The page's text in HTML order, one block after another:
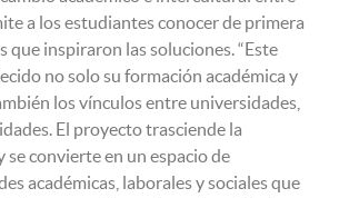
a los estudiantes conocer de primera
que inspiraron las soluciones. “Este
no solo su formación académica y
los vínculos entre universidades,
El proyecto trasciende la
se convierte en un espacio de
académicas, laborales y sociales que